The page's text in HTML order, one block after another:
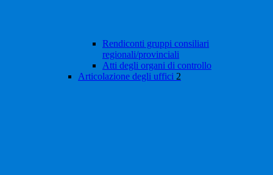
Rendiconti gruppi consiliari
regionali/provinciali
Atti degli organi di controllo
Articolazione degli uffici 2